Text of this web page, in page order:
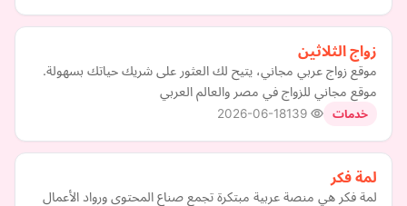
زواج الثلاثين
موقع زواج عربي مجاني، يتيح لك العثور على شريك حياتك بسهولة.
موقع مجاني للزواج في مصر والعالم العربي
خدمات 2026-06-18
لمة فكر
لمة فكر هي منصة عربية مبتكرة تجمع صناع المحتوى ورواد الأعمال